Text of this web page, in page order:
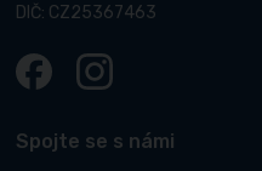
DIČ: CZ25367463
Spojte se s námi